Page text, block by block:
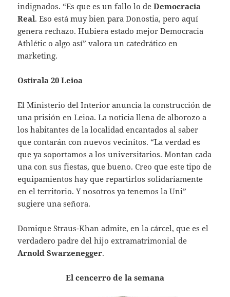
indignados. “Es que es un fallo lo deDemocracia
Real. Eso está muy bien para Donostia, pero aquí
genera rechazo. Hubiera estado mejor Democracia
Athlétic o algo así” valora un catedrático en
marketing.
Ostirala 20 Leioa
El Ministerio del Interior anuncia la construcción de
una prisión en Leioa. La noticia llena de alborozo a
los habitantes de la localidad encantados al saber
que contarán con nuevos vecinitos. “La verdad es
que ya soportamos a los universitarios. Montan cada
una con sus fiestas, que bueno. Creo que este tipo de
equipamientos hay que repartirlos solidariamente
en el territorio. Y nosotros ya tenemos la Uni”
sugiere una señora.
Domique Straus-Khan admite, en la cárcel, que es el
verdadero padre del hijo extramatrimonial de
Arnold Swarzenegger.
El cencerro de la semana